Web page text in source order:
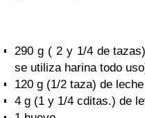
290 g ( 2 y 1/4 de
se utiliza harina todo
120 g (1/2 taza) de
4 g (1 y 1/4 cditas.) de